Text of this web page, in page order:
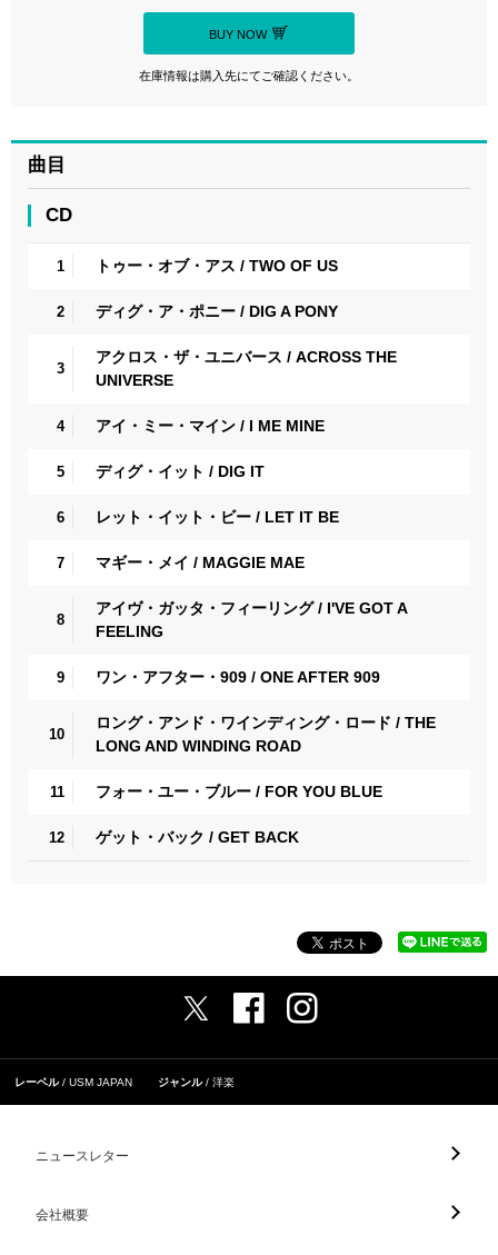
BUY NOW
在庫情報は購入先にてご確認ください。
曲目
CD
1 トゥー・オブ・アス / TWO OF US
2 ディグ・ア・ポニー / DIG A PONY
3
アクロス・ザ・ユニバース / ACROSS THE
UNIVERSE
4 アイ・ミー・マイン / I ME MINE
5 ディグ・イット / DIG IT
6 レット・イット・ビー / LET IT BE
7 マギー・メイ / MAGGIE MAE
8
アイヴ・ガッタ・フィーリング / I'VE GOT A
FEELING
9 ワン・アフター・909 / ONE AFTER 909
10
ロング・アンド・ワインディング・ロード / THE
LONG AND WINDING ROAD
11 フォー・ユー・ブルー / FOR YOU BLUE
12 ゲット・バック / GET BACK
レーベル USM JAPAN ジャンル 洋楽
ニュースレター
会社概要